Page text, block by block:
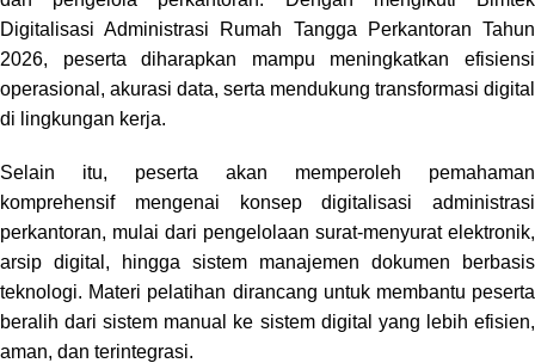
Digitalisasi Administrasi Rumah Tangga Perkantoran Tahun
2026, peserta diharapkan mampu meningkatkan efisiensi
operasional, akurasi data, serta mendukung transformasi digital
di lingkungan kerja.
Selain itu, peserta akan memperoleh pemahaman
komprehensif mengenai konsep digitalisasi administrasi
perkantoran, mulai dari pengelolaan surat-menyurat elektronik,
arsip digital, hingga sistem manajemen dokumen berbasis
teknologi. Materi pelatihan dirancang untuk membantu peserta
beralih dari sistem manual ke sistem digital yang lebih efisien,
aman, dan terintegrasi.